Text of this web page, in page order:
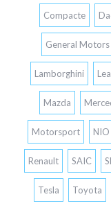
Compacte
General Motors
Lamborghini
Mazda
Motorsport NIO
Renault SAIC
Tesla Toyota